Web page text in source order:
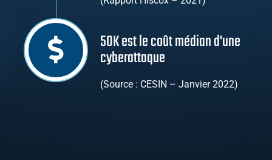
50K est le coût médian d'une
cyberattaque
(Source : CESIN – Janvier 2022)